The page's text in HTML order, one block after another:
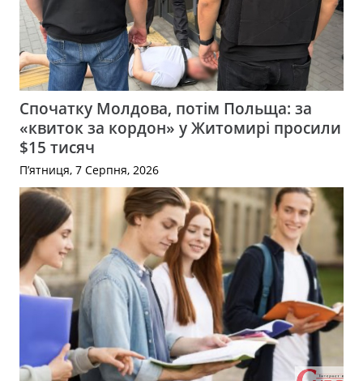
Спочатку Молдова, потім Польща: за
«квиток за кордон» у Житомирі просили
$15 тисяч
П’ятниця, 7 Серпня, 2026